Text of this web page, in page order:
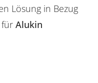
Lösung in Bezug
für Alukin